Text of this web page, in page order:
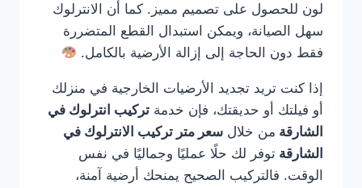
لون للحصول على تصميم مميز. كما أن الانترلوك
سهل الصيانة، ويمكن استبدال القطع المتضررة
فقط دون الحاجة إلى إزالة الأرضية بالكامل.
إذا كنت تريد تجديد الأرضيات الخارجية في منزلك
أو فيلتك أو حديقتك، فإن خدمة تركيب انترلوك في
الشارقة من خلال سعر متر تركيب الانترلوك في
الشارقة توفر لك حلًا عمليًا وجماليًا في نفس
الوقت. فالتركيب الصحيح يمنحك أرضية آمنة،